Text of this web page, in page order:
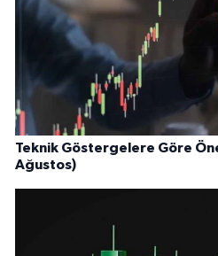
Teknik Göstergelere Göre
Ağustos)